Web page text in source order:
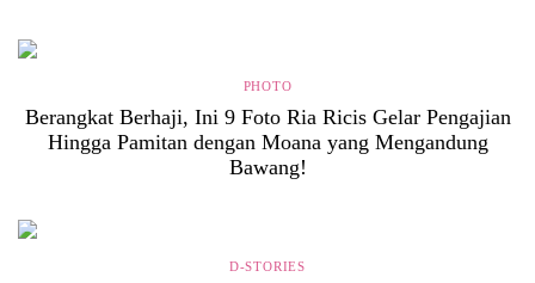
PHOTO
Berangkat Berhaji, Ini 9 Foto Ria Ricis Gelar Pengajian
Hingga Pamitan dengan Moana yang Mengandung
Bawang!
D-STORIES